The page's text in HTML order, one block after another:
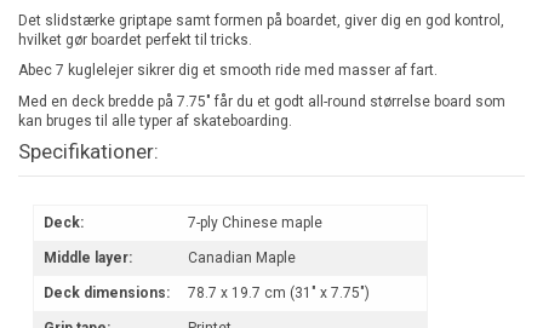
Det slidstærke griptape samt formen på boardet, giver dig en god kontrol,
hvilket gør boardet perfekt til tricks.
Abec 7 kuglelejer sikrer dig et smooth ride med masser af fart.
Med en deck bredde på 7.75" får du et godt all-round størrelse board som
kan bruges til alle typer af skateboarding.
Specifikationer:
Deck: 7-ply Chinese maple
Middle layer: Canadian Maple
Deck dimensions: 78.7 x 19.7 cm (31" x 7.75")